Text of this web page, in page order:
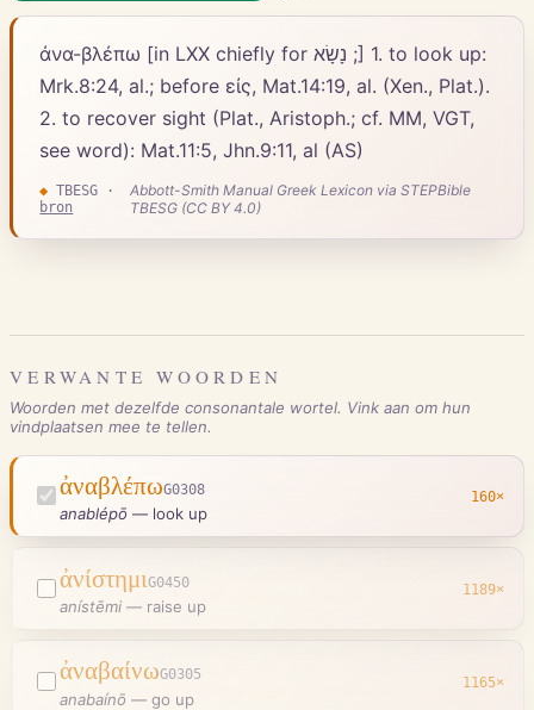
ἀνα-βλέπω [in LXX chiefly for נָשָׂא ;] 1. to look up:
Mrk.8:24, al.; before εἰς, Mat.14:19, al. (Xen., Plat.).
2. to recover sight (Plat., Aristoph.; cf. MM, VGT,
see word): Mat.11:5, Jhn.9:11, al (AS)
◆ TBESG ·
bron
Abbott-Smith Manual Greek Lexicon via STEPBible
TBESG (CC BY 4.0)
VERWANTE WOORDEN
Woorden met dezelfde consonantale wortel. Vink aan om hun
vindplaatsen mee te tellen.
ἀναβλέπωG0308
anablépō — look up
160×
ἀνίστημιG0450
anístēmi — raise up
1189×
ἀναβαίνωG0305
anabaínō — go up
1165×